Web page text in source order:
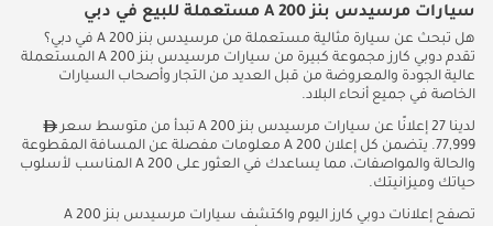
سيارات مرسيدس بنز A 200 مستعملة للبيع في دبي
هل تبحث عن سيارة مثالية مستعملة من مرسيدس بنز A 200 في دبي؟
تقدم دوبي كارز مجموعة كبيرة من سيارات مرسيدس بنز A 200 المستعملة
عالية الجودة والمعروضة من قبل العديد من التجار وأصحاب السيارات
الخاصة في جميع أنحاء البلاد.
لدينا 27 إعلانًا عن سيارات مرسيدس بنز A 200 تبدأ من متوسط سعر
77,999. يتضمن كل إعلان A 200 معلومات مفصلة عن المسافة المقطوعة
والحالة والمواصفات، مما يساعدك في العثور على A 200 المناسب لأسلوب
حياتك وميزانيتك.
تصفح إعلانات دوبي كارز اليوم واكتشف سيارات مرسيدس بنز A 200